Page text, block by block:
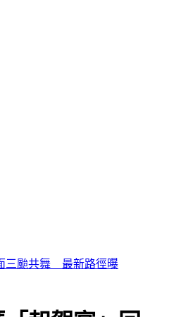
，跟韓國同步LIVE看愛豆夏日